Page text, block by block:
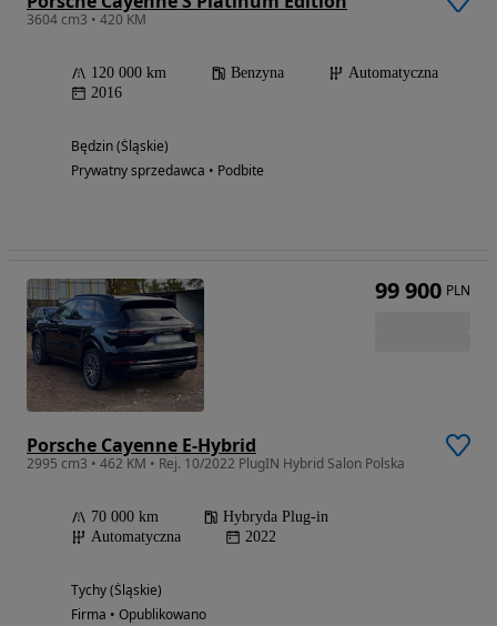
3604 cm3 • 420 KM
120 000 km Benzyna
Automatyczna
2016
Będzin (Śląskie)
Prywatny sprzedawca • Podbite
Porsche Cayenne E-Hybrid
2995 cm3 • 462 KM • Rej. 10/2022 PlugIN Hybrid Salon Polska
70 000 km
Hybryda Plug-in
Automatyczna
2022
Tychy (Śląskie)
Firma • Opublikowano
99 900 PLN